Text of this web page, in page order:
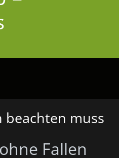
beachten muss
Fallen